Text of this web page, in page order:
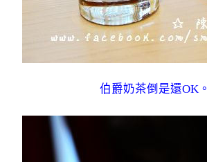
伯爵奶茶倒是還OK。